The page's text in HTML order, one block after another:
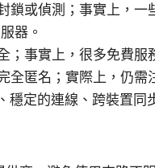
鎖或偵測；事實上，
器。
；事實上，很多免費服
全匿名；實際上，仍需
穩定的連線、跨裝置同